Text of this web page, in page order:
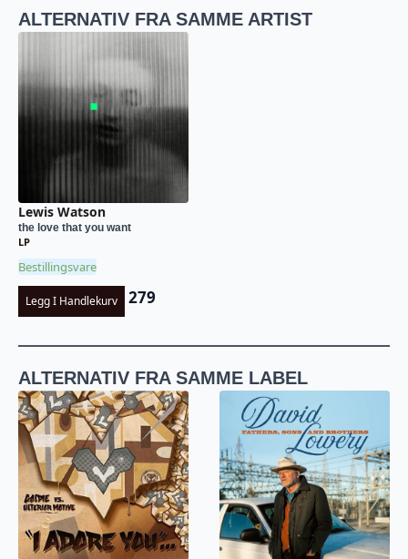
ALTERNATIV FRA SAMME ARTIST
Lewis Watson
the love that you want
LP
Bestillingsvare
Legg I Handlekurv 279
ALTERNATIV FRA SAMME LABEL